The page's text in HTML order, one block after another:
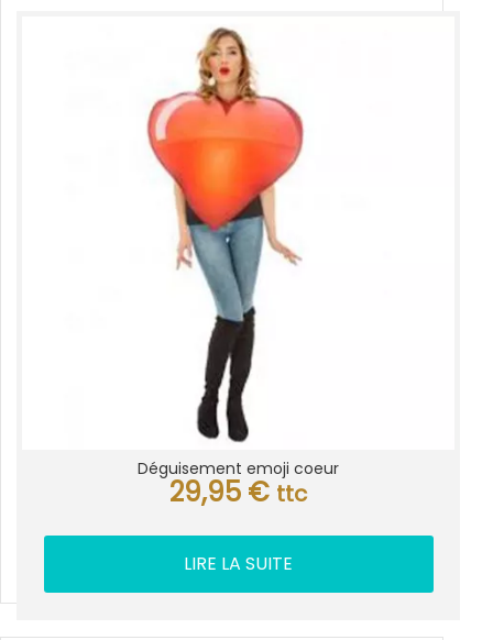
Déguisement emoji coeur
29,95 € ttc
LIRE LA SUITE